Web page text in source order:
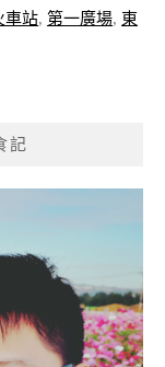
車站, 第一廣場, 東
記